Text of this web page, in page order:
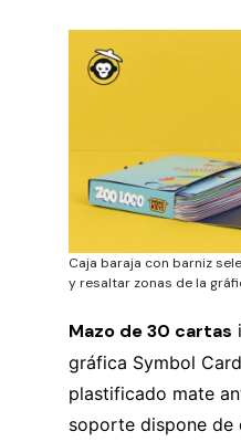
Caja baraja con barniz
y resaltar zonas de la
Mazo de 30 cartas
gráfica Symbol
plastificado mate
soporte dispone